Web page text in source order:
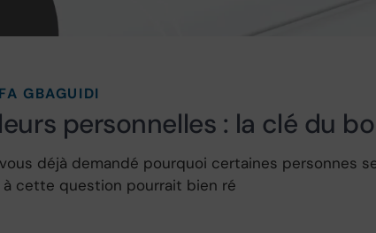
GBAGUIDI
personnelles : la clé du
déjà demandé pourquoi certaines personnes
à cette question pourrait bien ré